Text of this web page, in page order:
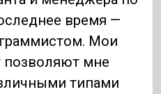
время —
Мои
мне
типами